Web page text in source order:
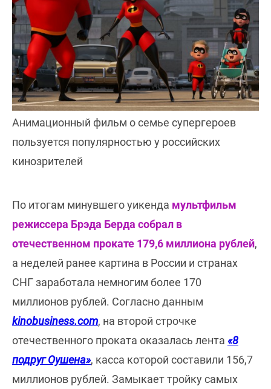
Анимационный фильм о семье супергероев
пользуется популярностью у российских
кинозрителей
По итогам минувшего уикенда мультфильм
режиссера Брэда Берда собрал в
отечественном прокате 179,6 миллиона рублей,
а неделей ранее картина в России и странах
СНГ заработала немногим более 170
миллионов рублей. Согласно данным
kinobusiness.com, на второй строчке
отечественного проката оказалась лента «8
подруг Оушена», касса которой составили 156,7
миллионов рублей. Замыкает тройку самых